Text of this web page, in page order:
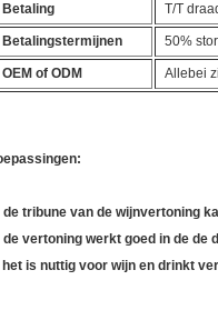
Betaling T/T
Betalingstermijnen 50%
OEM of ODM Allebei
de tribune van de wijnvertoning
de vertoning werkt goed in de de
het is nuttig voor wijn en drinkt